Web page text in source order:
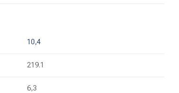
10,4
219.1
6,3